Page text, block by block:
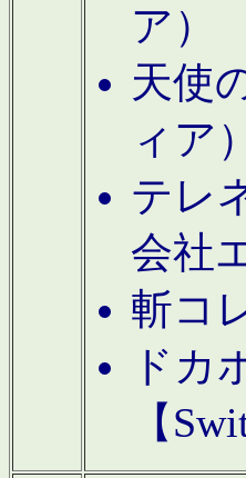
ア）
天使
ィア）
テレ
会社
斬コ
ドカ
【